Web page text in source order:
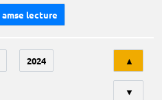
amse lecture
2024 ▲
▼